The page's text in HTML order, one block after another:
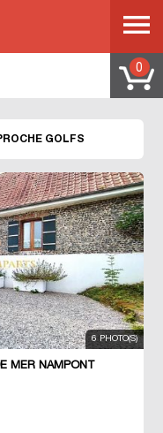
0
GOLFS
6 PHOTO(S)
MER NAMPONT